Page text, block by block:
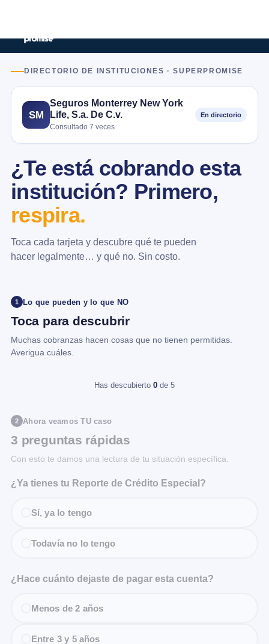
DIRECTORIO DE INSTITUCIONES · SUPERPROMISE
SM
Seguros Monterrey New York
Life, S.a. De C.v.
Consultado 7 veces
En directorio
¿Te está cobrando esta
institución? Primero,
respira.
Toca cada tarjeta y descubre qué te pueden
hacer legalmente… y qué no. Sin costo.
1 Lo que pueden y lo que NO
Toca para descubrir
Muchas cobranzas hacen cosas que no tienen permitidas.
Averigua cuáles.
Has descubierto 0 de 5
2 Ahora veamos TU caso
3 preguntas rápidas
Con esto te damos una lectura de tu situación específica.
¿Ya tienes tu Reporte de Crédito Especial?
Sí, ya lo tengo
Todavía no lo tengo
¿Hace cuánto dejaste de pagar esta cuenta?
Menos de 2 años
Entre 3 y 5 años